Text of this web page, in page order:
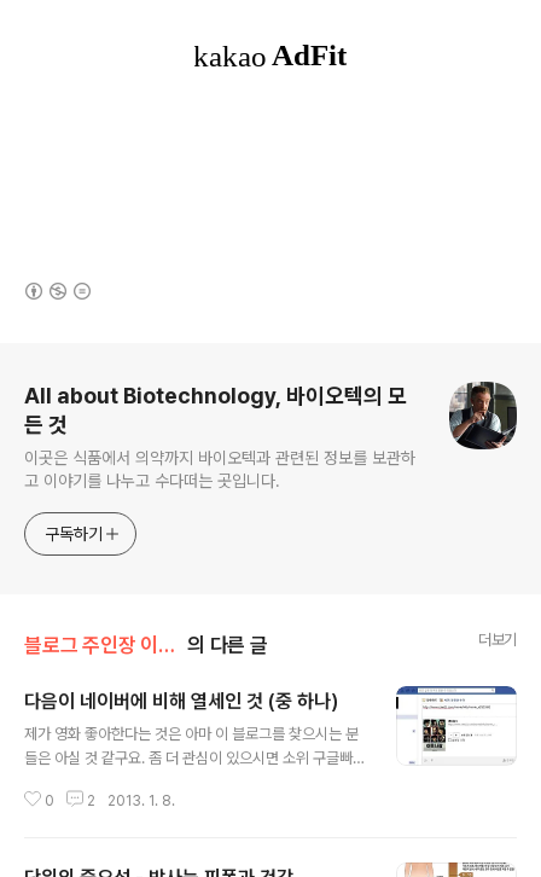
All about Biotechnology, 바이오텍의 모
든 것
이곳은 식품에서 의약까지 바이오텍과 관련된 정보를 보관하
고 이야기를 나누고 수다떠는 곳입니다.
구독하기
블로그 주인장 이야기/Miscellaneous 의 다른 글 더보기
다음이 네이버에 비해 열세인 것 (중 하나)
제가 영화 좋아한다는 것은 아마 이 블로그를 찾으시는 분
들은 아실 것 같구요. 좀 더 관심이 있으시면 소위 구글빠라
사용하는 구글 서비스들)도 있지요. 하지만 국내 정보는 국
0 2 2013. 1. 8.